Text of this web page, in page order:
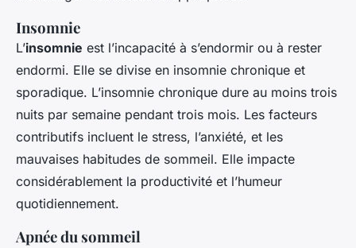
Insomnie
L’insomnie est l’incapacité à s’endormir ou à rester
endormi. Elle se divise en insomnie chronique et
sporadique. L’insomnie chronique dure au moins trois
nuits par semaine pendant trois mois. Les facteurs
contributifs incluent le stress, l’anxiété, et les
mauvaises habitudes de sommeil. Elle impacte
considérablement la productivité et l’humeur
quotidiennement.
Apnée du sommeil